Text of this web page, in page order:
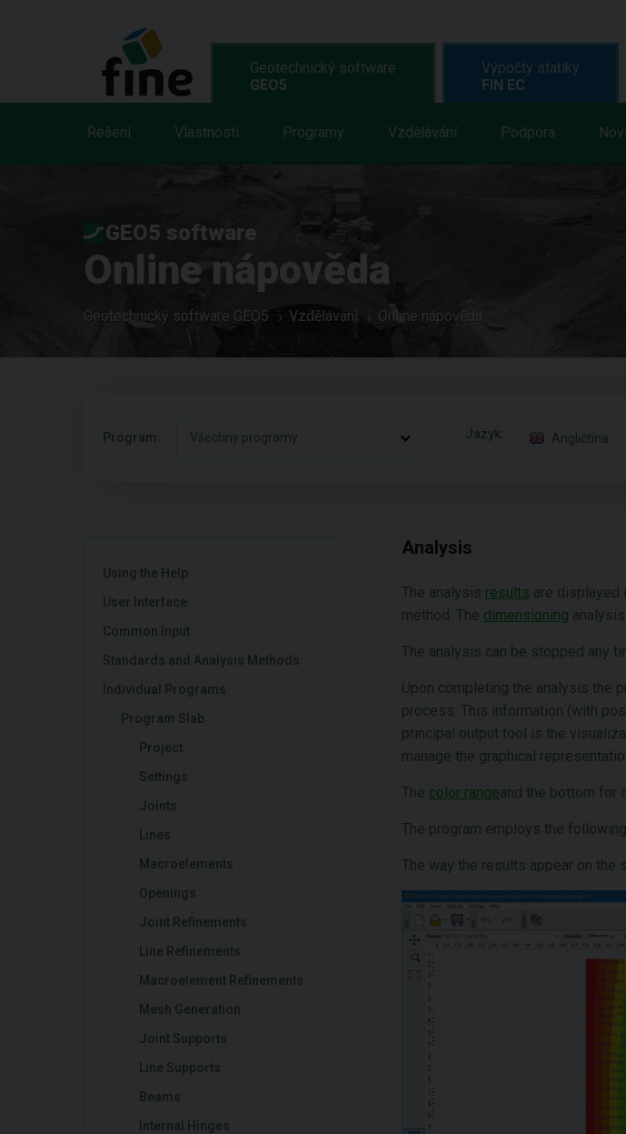
Geotechnický software
GEO5
Řešení Vlastnosti Programy Vzdělávání Podpora
Výpočty statiky
FIN EC
GEO5 software
Online nápověda
Geotechnický software GEO5 Vzdělávání Online nápověda
Program: Všechny programy Jazyk: Angličtina
Using the Help
User Interface
Common Input
Standards and Analysis Methods
Individual Programs
Program Slab
Project
Settings
Joints
Lines
Macroelements
Openings
Joint Refinements
Line Refinements
Macroelement Refinements
Mesh Generation
Joint Supports
Line Supports
Beams
Internal Hinges
Analysis
The analysis results are displayed
method. The dimensioning
The analysis can be stopped any
Upon completing the analysis the
process. This information (with
principal output tool is the
manage the graphical
The color rangeand the bottom for
The program employs the following
The way the results appear on the